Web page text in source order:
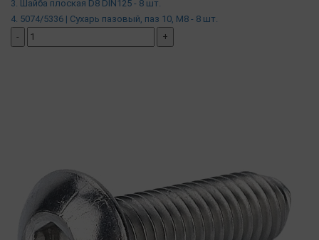
3. Шайба плоская D8 DIN125 - 8 шт.
4. 5074/5336 | Сухарь пазовый, паз 10, М8 - 8 шт.
-
+